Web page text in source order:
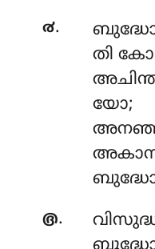
൪.
തി
യോ;
൫.